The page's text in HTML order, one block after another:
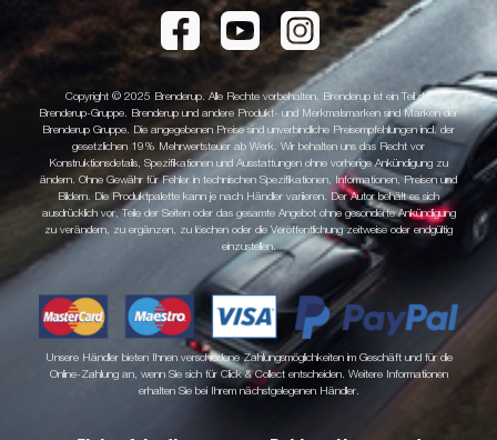
Copyright © 2025 Brenderup. Alle Rechte vorbehalten. Brenderup ist ein Teil der
Brenderup-Gruppe. Brenderup und andere Produkt- und Merkmalsmarken sind Marken der
Brenderup Gruppe. Die angegebenen Preise sind unverbindliche Preisempfehlungen incl. der
gesetzlichen 19% Mehrwertsteuer ab Werk. Wir behalten uns das Recht vor
Konstruktionsdetails, Spezifikationen und Ausstattungen ohne vorherige Ankündigung zu
ändern. Ohne Gewähr für Fehler in technischen Spezifikationen, Informationen, Preisen und
Bildern. Die Produktpalette kann je nach Händler variieren. Der Autor behält es sich
ausdrücklich vor, Teile der Seiten oder das gesamte Angebot ohne gesonderte Ankündigung
zu verändern, zu ergänzen, zu löschen oder die Veröffentlichung zeitweise oder endgültig
einzustellen.
Unsere Händler bieten Ihnen verschiedene Zahlungsmöglichkeiten im Geschäft und für die
Online-Zahlung an, wenn Sie sich für Click & Collect entscheiden. Weitere Informationen
erhalten Sie bei Ihrem nächstgelegenen Händler.